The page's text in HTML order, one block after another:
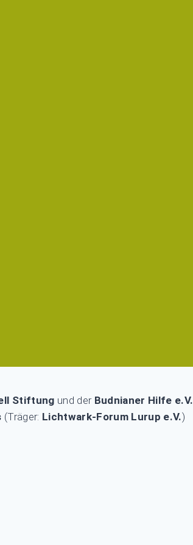
Stiftung und der Budnianer Hilfe e.V.
(Träger: Lichtwark-Forum Lurup e.V.)